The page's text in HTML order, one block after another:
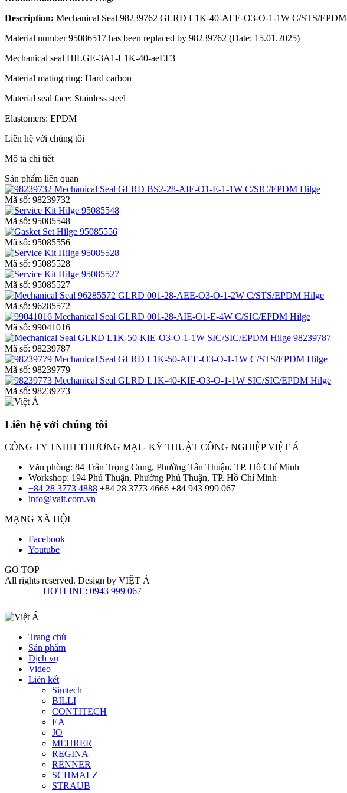
Description: Mechanical Seal 98239762 GLRD L1K-40-AEE-O3-O-1-1W C/STS/EPDM
Material number 95086517 has been replaced by 98239762 (Date: 15.01.2025)
Mechanical seal HILGE-3A1-L1K-40-aeEF3
Material mating ring: Hard carbon
Material seal face: Stainless steel
Elastomers: EPDM
Liên hệ với chúng tôi
Mô tả chi tiết
Sản phẩm liên quan
Mã số: 98239732
Mã số: 95085548
Mã số: 95085556
Mã số: 95085528
Mã số: 95085527
Mã số: 96285572
Mã số: 99041016
Mã số: 98239787
Mã số: 98239779
Mã số: 98239773
Liên hệ với chúng tôi
CÔNG TY TNHH THƯƠNG MẠI - KỸ THUẬT CÔNG NGHIỆP VIỆT Á
Văn phòng: 84 Trần Trọng Cung, Phường Tân Thuận, TP. Hồ Chí Minh
Workshop: 194 Phú Thuận, Phường Phú Thuận, TP. Hồ Chí Minh
+84 28 3773 4888 +84 28 3773 4666 +84 943 999 067
info@vait.com.vn
MẠNG XÃ HỘI
Facebook
Youtube
GO TOP
All rights reserved. Design by VIỆT Á
HOTLINE: 0943 999 067
Trang chủ
Sản phẩm
Dịch vụ
Video
Liên kết
Simtech
BILLI
CONTITECH
EA
JO
MEHRER
REGINA
RENNER
SCHMALZ
STRAUB